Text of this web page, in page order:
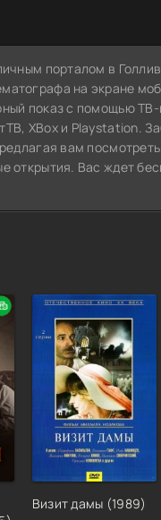
порталом в
на экране
показ с помощью ТВ-
XBox и Playstation.
вам
открытия. Вас ждет
Визит дамы (1989)